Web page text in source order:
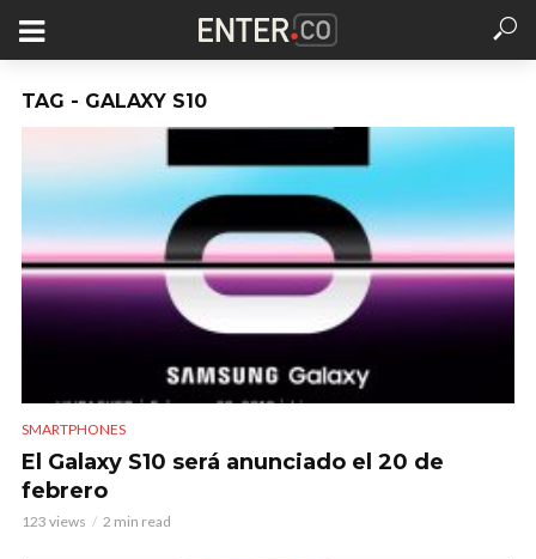
TAG - GALAXY S10
SMARTPHONES
El Galaxy S10 será anunciado el 20 de
febrero
123 views 2 min read